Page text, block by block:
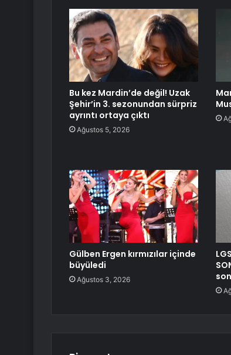
Bu kez Mardin’de değil! Uzak
Şehir’in 3. sezonundan sürpriz
ayrıntı ortaya çıktı
Ağustos 5, 2026
Gülben Ergen kırmızılar içinde
büyüledi
Ağustos 3, 2026